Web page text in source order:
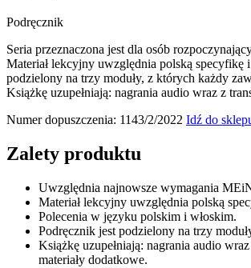
Podręcznik
Seria przeznaczona jest dla osób
Materiał lekcyjny uwzględnia polską specyfikę
podzielony na trzy moduły, z których każdy
Książkę uzupełniają: nagrania audio wraz z
Numer dopuszczenia: 1143/2/2022 Idź do
Zalety produktu
Uwzględnia najnowsze wymagania
Materiał lekcyjny uwzględnia polską
Polecenia w języku polskim i włoskim.
Podręcznik jest podzielony na trzy
Książkę uzupełniają: nagrania audio
materiały dodatkowe.